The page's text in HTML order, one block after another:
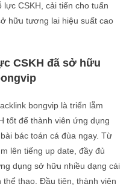
CSKH, cải tiến cho tuấn
hữu tương lai hiệu suất cao
CSKH đã sở hữu
bongvip là triển lẵm
tốt để thành viên ứng dụng
bác toán cá đùa ngay. Từ
lên tiếng up date, đầy đủ
dụng sở hữu nhiều dạng cái
thao. Đầu tiên, thành viên